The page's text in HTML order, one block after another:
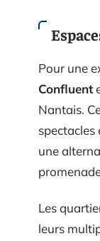
Pour une
Confluent
Nantais.
une
Les
leurs